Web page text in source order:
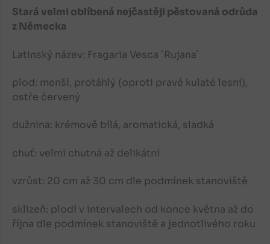
Stará velmi oblíbená nejčastěji pěstovaná odrůda
z Německa
Latinský název: Fragaria Vesca ´Rujana´
plod: menší, protáhlý (oproti pravé kulaté lesní),
ostře červený
dužnina: krémově bílá, aromatická, sladká
chuť: velmi chutná až delikátní
vzrůst: 20 cm až 30 cm dle podmínek stanoviště
sklizeň: plodí v intervalech od konce května až do
října dle podmínek stanoviště a jednotlivého roku